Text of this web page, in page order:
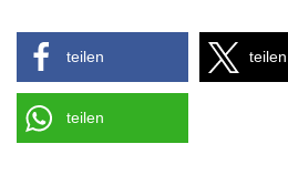
teilen teilen
teilen